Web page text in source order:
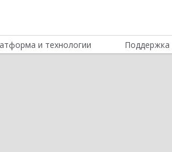
и технологии Поддержка